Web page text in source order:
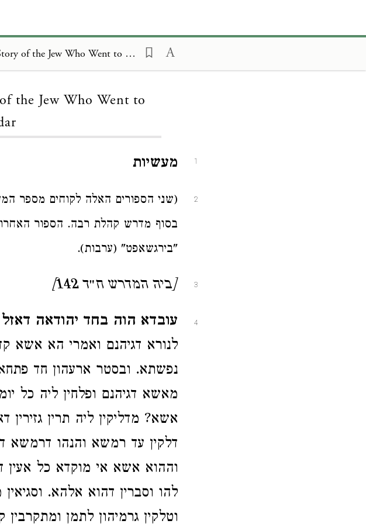
Otzar Midrashim, Selection of Various Tales, Story of the Jew Who Went to Land of Kedar
the Jew Who Went to
1 מעשיות
2
(שני הספורים האלה לקוחים מספר
בסוף מדרש קהלת רבה. הספור
"בירגשאפט" (ערבות).
3 [ביה המדרש ח״ד 142]
4 עובדא הוה בחד יהודאה
לנורא דגיהנם ואמרי הא אשא
נפשתא. ובסטר ארעהון חד פתחא
מאשא דגיהנם ופלחין ליה כל
אשא? מדליקין ליה תרין
דלקין עד רמשא והנהו דרמשא
וההוא אשא אי מוקדא כל
להו וסברין דהוא אלהא. וסגיאין
וטלקין גרמיהון לתמן